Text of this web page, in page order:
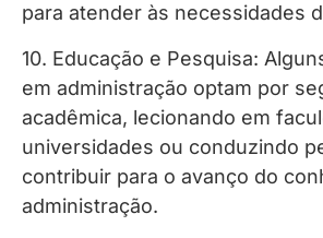
para atender às necessidades
10. Educação e Pesquisa:
em administração optam por
acadêmica, lecionando em
universidades ou conduzindo
contribuir para o avanço do
administração.